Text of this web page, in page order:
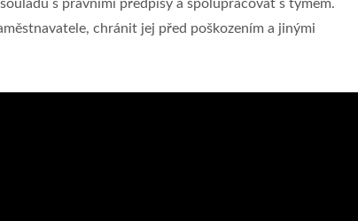
s právními předpisy a spolupracovat s týmem.
chránit jej před poškozením a jinými